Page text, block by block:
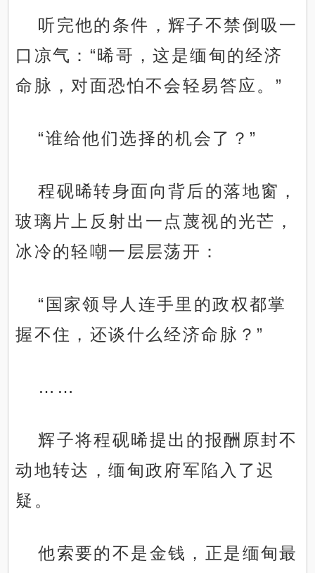
听完他的条件，辉子不禁倒吸一
口凉气：“晞哥，这是缅甸的经济
命脉，对面恐怕不会轻易答应。”
“谁给他们选择的机会了？”
程砚晞转身面向背后的落地窗，
玻璃片上反射出一点蔑视的光芒，
冰冷的轻嘲一层层荡开：
“国家领导人连手里的政权都掌
握不住，还谈什么经济命脉？”
……
辉子将程砚晞提出的报酬原封不
动地转达，缅甸政府军陷入了迟
疑。
他索要的不是金钱，正是缅甸最